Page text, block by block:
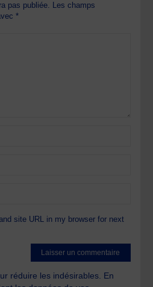
pas publiée. Les champs
*
site URL in my browser for next
réduire les indésirables. En